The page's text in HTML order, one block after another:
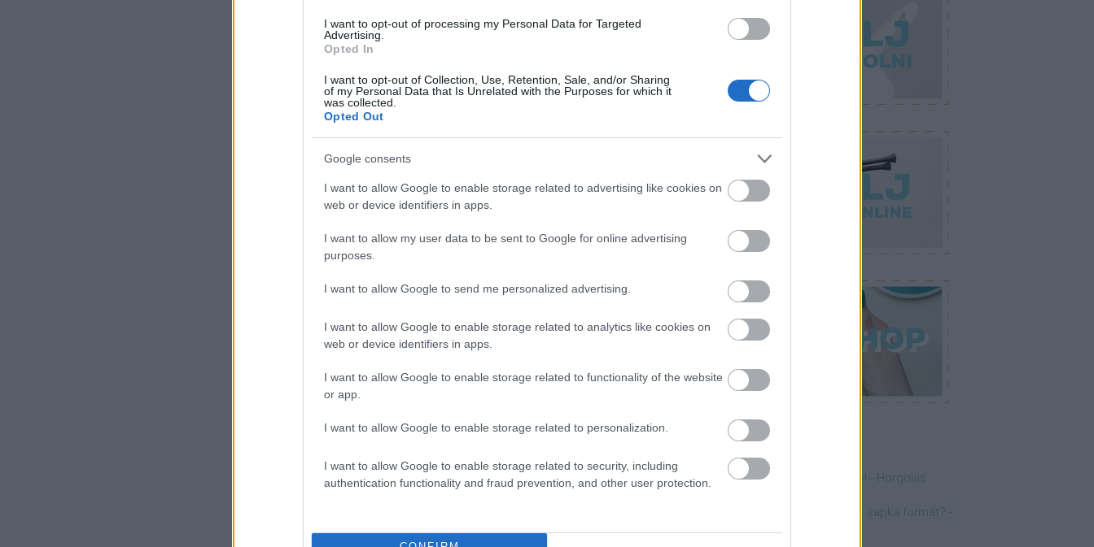
I want to opt-out of processing my Personal Data for Targeted
Advertising.
Opted In
I want to opt-out of Collection, Use, Retention, Sale, and/or Sharing
of my Personal Data that Is Unrelated with the Purposes for which it
was collected.
Opted Out
Google consents
I want to allow Google to enable storage related to advertising like cookies on
web or device identifiers in apps.
I want to allow my user data to be sent to Google for online advertising
purposes.
I want to allow Google to send me personalized advertising.
I want to allow Google to enable storage related to analytics like cookies on
web or device identifiers in apps.
I want to allow Google to enable storage related to functionality of the website
or app.
I want to allow Google to enable storage related to personalization.
I want to allow Google to enable storage related to security, including
authentication functionality and fraud prevention, and other user protection.
Tanulj meg horgolni online! - Horgolás
Hogyan érd el a tökéletes sapka formát? -
Infografika